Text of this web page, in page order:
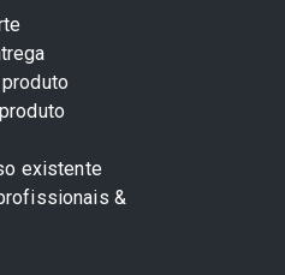
existente
&